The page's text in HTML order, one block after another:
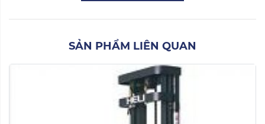
SẢN PHẨM LIÊN QUAN